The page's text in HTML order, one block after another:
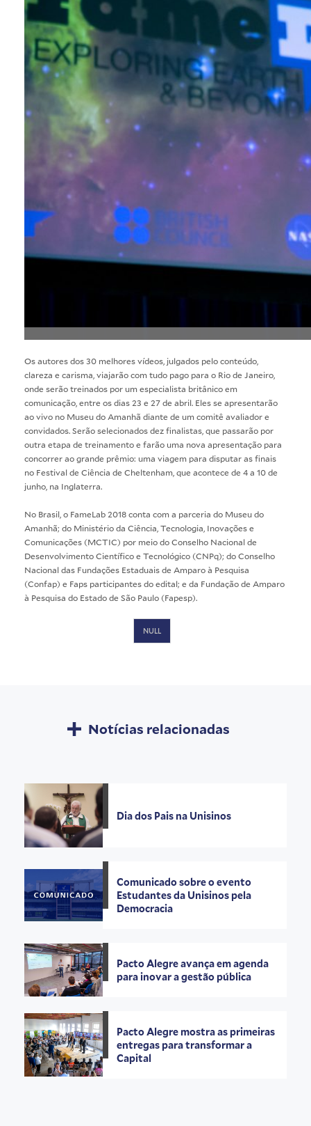
Os autores dos 30 melhores vídeos, julgados pelo conteúdo,
clareza e carisma, viajarão com tudo pago para o Rio de Janeiro,
onde serão treinados por um especialista britânico em
comunicação, entre os dias 23 e 27 de abril. Eles se apresentarão
ao vivo no Museu do Amanhã diante de um comitê avaliador e
convidados. Serão selecionados dez finalistas, que passarão por
outra etapa de treinamento e farão uma nova apresentação para
concorrer ao grande prêmio: uma viagem para disputar as finais
no Festival de Ciência de Cheltenham, que acontece de 4 a 10 de
junho, na Inglaterra.
No Brasil, o FameLab 2018 conta com a parceria do Museu do
Amanhã; do Ministério da Ciência, Tecnologia, Inovações e
Comunicações (MCTIC) por meio do Conselho Nacional de
Desenvolvimento Científico e Tecnológico (CNPq); do Conselho
Nacional das Fundações Estaduais de Amparo à Pesquisa
(Confap) e Faps participantes do edital; e da Fundação de Amparo
à Pesquisa do Estado de São Paulo (Fapesp).
NULL
Notícias relacionadas
Dia dos Pais na Unisinos
Comunicado sobre o evento
Estudantes da Unisinos pela
Democracia
Pacto Alegre avança em agenda
para inovar a gestão pública
Pacto Alegre mostra as primeiras
entregas para transformar a
Capital